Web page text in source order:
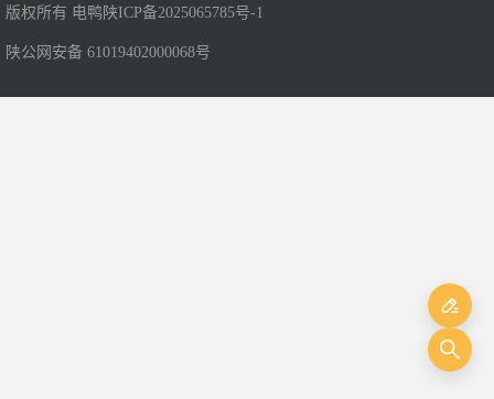
版权所有 电鸭 陕ICP备2025065785号-1
陕公网安备 61019402000068号